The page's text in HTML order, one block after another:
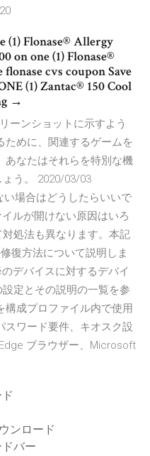
(1) Flonase® Allergy
on one (1) Flonase®
cvs coupon Save
(1) Zantac® 150 Cool
→
ーンショットに示すよう
ために、関連するゲームを
あなたはそれらを特別な機
う。 2020/03/03
場合はどうしたらいいで
ルが開けない原因はいろ
処法も異なります。本記
復方法について説明しま
デバイスに対するデバイ
定とその説明の一覧を参
構成プロファイル内で使用
スワード要件、キオスク設
ブラウザー、Microsoft
ンロード
バー